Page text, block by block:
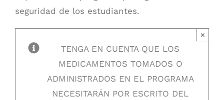
seguridad de los estudiantes.
TENGA EN CUENTA QUE LOS
MEDICAMENTOS TOMADOS O
ADMINISTRADOS EN EL PROGRAMA
NECESITARÁN POR ESCRITO DEL
×